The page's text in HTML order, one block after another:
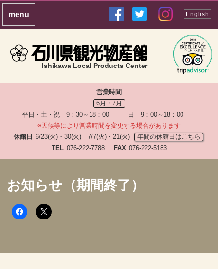
Ishikawa Local Products Center
English
営業時間
6月・7月
平日・土・祝 9：30～18：00 日 9：00～18：00
※天候等により営業時間を変更する場合があります
休館日 6/23(火)・30(火) 7/7(火)・21(火)
年間の休館日はこちら
TEL 076-222-7788 FAX 076-222-5183
お知らせ（期間終了）